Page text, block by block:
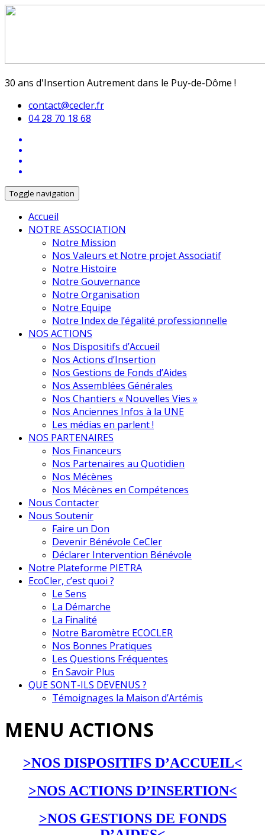
30 ans d'Insertion Autrement dans le Puy-de-Dôme !
contact@cecler.fr
04 28 70 18 68
Toggle navigation
Accueil
NOTRE ASSOCIATION
Notre Mission
Nos Valeurs et Notre projet Associatif
Notre Histoire
Notre Gouvernance
Notre Organisation
Notre Equipe
Notre Index de l’égalité professionnelle
NOS ACTIONS
Nos Dispositifs d’Accueil
Nos Actions d’Insertion
Nos Gestions de Fonds d’Aides
Nos Assemblées Générales
Nos Chantiers « Nouvelles Vies »
Nos Anciennes Infos à la UNE
Les médias en parlent !
NOS PARTENAIRES
Nos Financeurs
Nos Partenaires au Quotidien
Nos Mécènes
Nos Mécènes en Compétences
Nous Contacter
Nous Soutenir
Faire un Don
Devenir Bénévole CeCler
Déclarer Intervention Bénévole
Notre Plateforme PIETRA
EcoCler, c’est quoi ?
Le Sens
La Démarche
La Finalité
Notre Baromètre ECOCLER
Nos Bonnes Pratiques
Les Questions Fréquentes
En Savoir Plus
QUE SONT-ILS DEVENUS ?
Témoignages la Maison d’Artémis
MENU ACTIONS
>NOS DISPOSITIFS D’ACCUEIL<
>NOS ACTIONS D’INSERTION<
>NOS GESTIONS DE FONDS